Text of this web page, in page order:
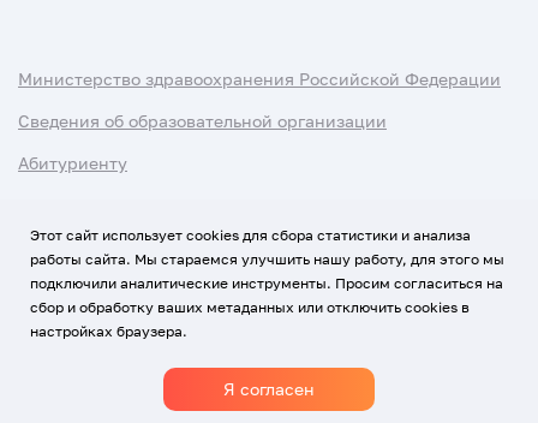
Министерство здравоохранения Российской Федерации
Сведения об образовательной организации
Абитуриенту
Использование Cookies
Политика обработки персональных данных
© Все права защищены
Этот сайт использует cookies для сбора статистики и анализа
работы сайта. Мы стараемся улучшить нашу работу, для этого мы
подключили аналитические инструменты. Просим согласиться на
сбор и обработку ваших метаданных или отключить cookies в
настройках браузера.
Я согласен